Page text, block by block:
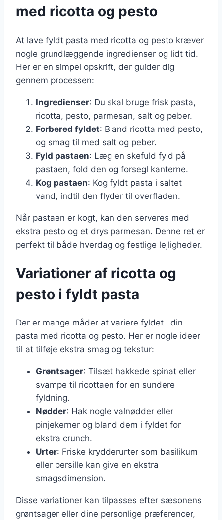
med ricotta og pesto
At lave fyldt pasta med ricotta og pesto kræver
nogle grundlæggende ingredienser og lidt tid.
Her er en simpel opskrift, der guider dig
gennem processen:
Ingredienser: Du skal bruge frisk pasta,
ricotta, pesto, parmesan, salt og peber.
Forbered fyldet: Bland ricotta med pesto,
og smag til med salt og peber.
Fyld pastaen: Læg en skefuld fyld på
pastaen, fold den og forsegl kanterne.
Kog pastaen: Kog fyldt pasta i saltet
vand, indtil den flyder til overfladen.
Når pastaen er kogt, kan den serveres med
ekstra pesto og et drys parmesan. Denne ret er
perfekt til både hverdag og festlige lejligheder.
Variationer af ricotta og
pesto i fyldt pasta
Der er mange måder at variere fyldet i din
pasta med ricotta og pesto. Her er nogle ideer
til at tilføje ekstra smag og tekstur:
Grøntsager: Tilsæt hakkede spinat eller
svampe til ricottaen for en sundere
fyldning.
Nødder: Hak nogle valnødder eller
pinjekerner og bland dem i fyldet for
ekstra crunch.
Urter: Friske krydderurter som basilikum
eller persille kan give en ekstra
smagsdimension.
Disse variationer kan tilpasses efter sæsonens
grøntsager eller dine personlige præferencer,